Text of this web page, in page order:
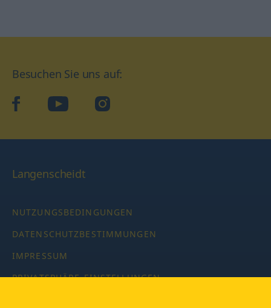
Besuchen Sie uns auf:
facebookYouTube Instagram
Langenscheidt
NUTZUNGSBEDINGUNGEN
DATENSCHUTZBESTIMMUNGEN
IMPRESSUM
PRIVATSPHÄRE-EINSTELLUNGEN